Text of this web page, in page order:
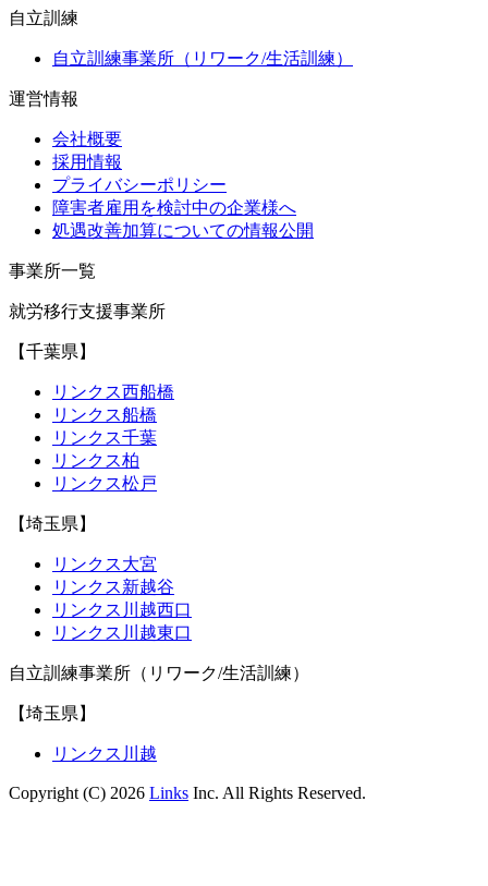
自立訓練
自立訓練事業所（リワーク/生活訓練）
運営情報
会社概要
採用情報
プライバシーポリシー
障害者雇用を検討中の企業様へ
処遇改善加算についての情報公開
事業所一覧
就労移行支援事業所
【千葉県】
リンクス西船橋
リンクス船橋
リンクス千葉
リンクス柏
リンクス松戸
【埼玉県】
リンクス大宮
リンクス新越谷
リンクス川越西口
リンクス川越東口
自立訓練事業所（リワーク/生活訓練）
【埼玉県】
リンクス川越
Copyright (C) 2026 Links Inc. All Rights Reserved.